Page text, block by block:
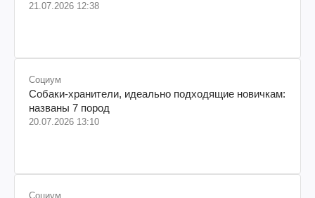
21.07.2026 12:38
Социум
Собаки-хранители, идеально подходящие новичкам:
названы 7 пород
20.07.2026 13:10
Социум